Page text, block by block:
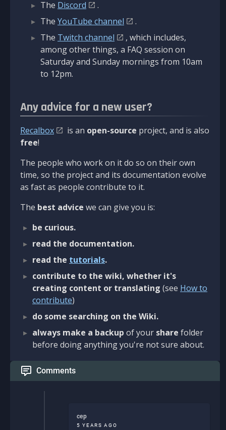
The Discord
.
The YouTube channel
.
The Twitch channel
, which includes,
among other things, a FAQ session on
Saturday and Sunday mornings from 10am
to 12pm.
Any advice for a new user?
Recalbox is an open-source project, and is also
free!
The people who work on it do so on their own
time, so the project and its documentation evolve
as fast as people contribute to it.
The best advice we can give you is:
be curious.
read the documentation.
read the tutorials.
contribute to the wiki, whether it's
creating content or translating (see How to
contribute)
do some searching on the Wiki.
always make a backup of your share folder
before doing anything you're not sure about.
Comments
cep
5 YEARS AGO